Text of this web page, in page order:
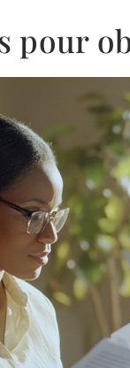
pour